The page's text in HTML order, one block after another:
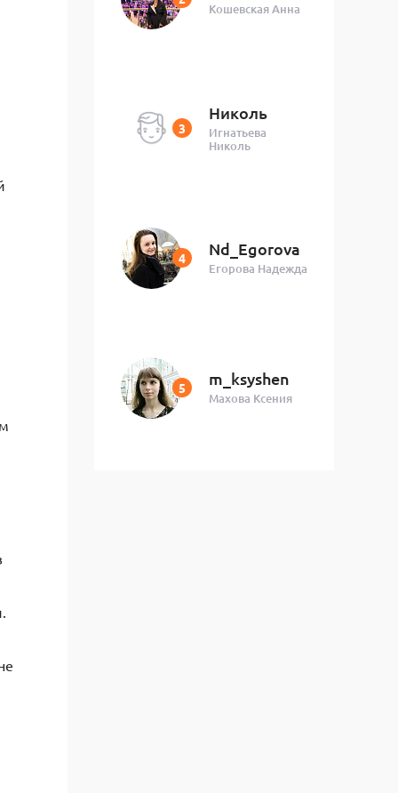
Кошевская Анна
Николь
Игнатьева
Николь
Nd_Egorova
Егорова Надежда
m_ksyshen
Махова Ксения